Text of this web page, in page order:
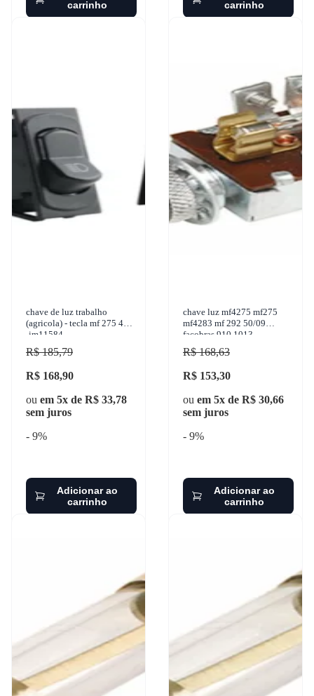
carrinho
carrinho
chave de luz trabalho
(agricola) - tecla mf 275 4x4
-im11584
R$ 185,79
R$ 168,90
ou em 5x de R$ 33,78
sem juros
- 9%
Adicionar ao
carrinho
chave luz mf4275 mf275
mf4283 mf 292 50/09
facobras 910.1013
R$ 168,63
R$ 153,30
ou em 5x de R$ 30,66
sem juros
- 9%
Adicionar ao
carrinho